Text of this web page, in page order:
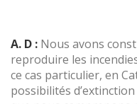
A. D : Nous avons
reproduire les
ce cas particulier, en
possibilités